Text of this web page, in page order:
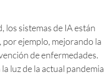
los sistemas de IA están
por ejemplo, mejorando la
de enfermedades.
luz de la actual pandemia